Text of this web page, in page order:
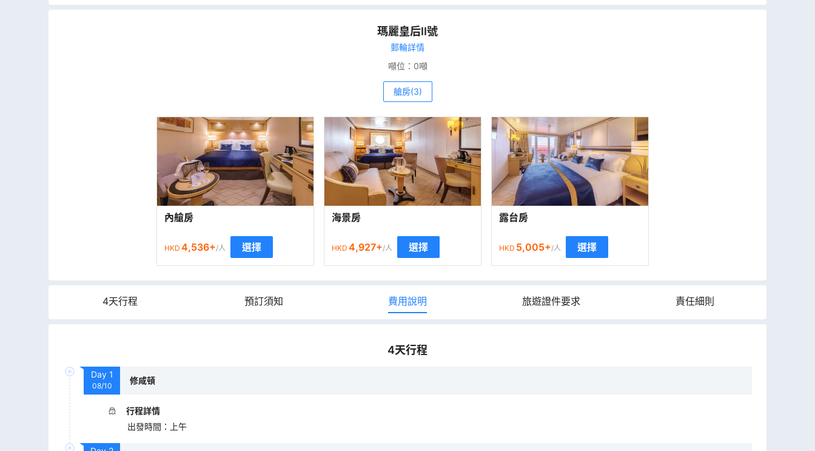
瑪麗皇后II號
郵輪詳情
噸位： 0噸
艙房(3)
內艙房
HKD 4,536+/人 選擇
海景房
HKD 4,927+/人 選擇
露台房
HKD 5,005+/人 選擇
4天行程 預訂須知 費用說明 旅遊證件要求 責任細則
4天行程
Day 1
08/10
修咸頓
行程詳情
出發時間 ： 上午